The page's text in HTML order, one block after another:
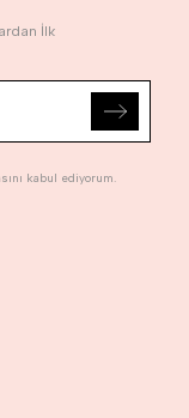
İlk
kabul ediyorum.